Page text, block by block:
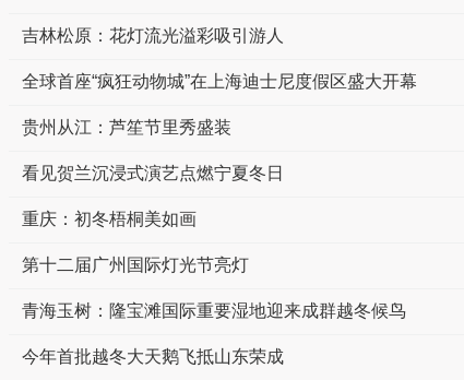
吉林松原：花灯流光溢彩吸引游人
全球首座“疯狂动物城”在上海迪士尼度假区盛大开幕
贵州从江：芦笙节里秀盛装
看见贺兰沉浸式演艺点燃宁夏冬日
重庆：初冬梧桐美如画
第十二届广州国际灯光节亮灯
青海玉树：隆宝滩国际重要湿地迎来成群越冬候鸟
今年首批越冬大天鹅飞抵山东荣成